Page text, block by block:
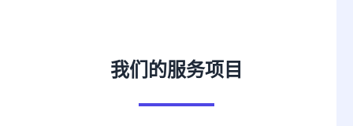
我们的服务项目